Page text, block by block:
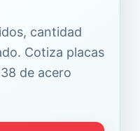
cantidad
Cotiza placas
de acero